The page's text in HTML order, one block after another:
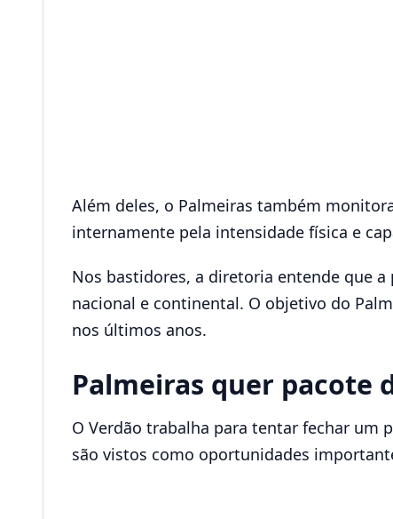
Além deles, o Palmeiras também
internamente pela intensidade física e
Nos bastidores, a diretoria entende que
nacional e continental. O objetivo do
nos últimos anos.
Palmeiras quer pacote
O Verdão trabalha para tentar fechar um
são vistos como oportunidades